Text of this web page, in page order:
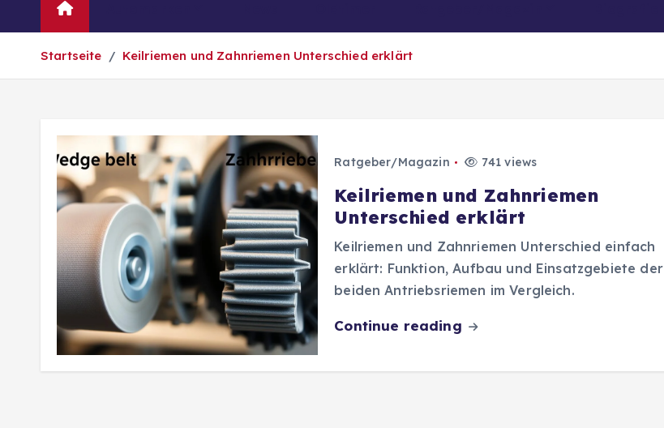
Startseite Keilriemen und Zahnriemen Unterschied erklärt
Ratgeber/Magazin 741 views
Keilriemen und Zahnriemen
Unterschied erklärt
Keilriemen und Zahnriemen Unterschied einfach
erklärt: Funktion, Aufbau und Einsatzgebiete der
beiden Antriebsriemen im Vergleich.
Continue reading